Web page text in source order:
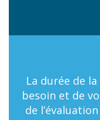
La durée de
besoin et de
de